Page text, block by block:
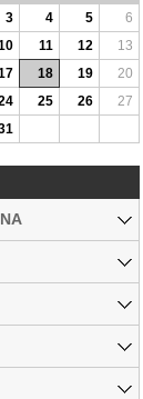
3 4 5
6
11 12
13
18 19
20
25 26
27